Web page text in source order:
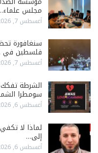
مجلس
أغسطس 7, 2026
سنغافورة
فلسطين في
أغسطس 7, 2026
الشرطة
سومطرا
أغسطس 6, 2026
لماذا لا
إلى…
أغسطس 6, 2026